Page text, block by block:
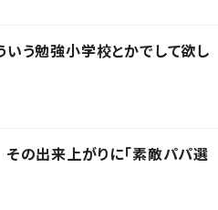
う勉強小学校とかでして欲し
の出来上がりに「素敵パパ選